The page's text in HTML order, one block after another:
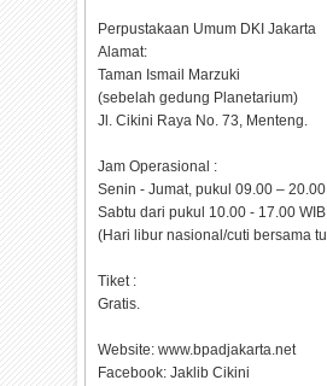
Perpustakaan Umum DKI Jakarta
Alamat:
Taman Ismail Marzuki
(sebelah gedung Planetarium)
Jl. Cikini Raya No. 73, Menteng.
Jam Operasional :
Senin - Jumat, pukul 09.00 – 20.00
Sabtu dari pukul 10.00 - 17.00
(Hari libur nasional/cuti bersama
Tiket :
Gratis.
Website: www.bpadjakarta.net
Facebook: Jaklib Cikini